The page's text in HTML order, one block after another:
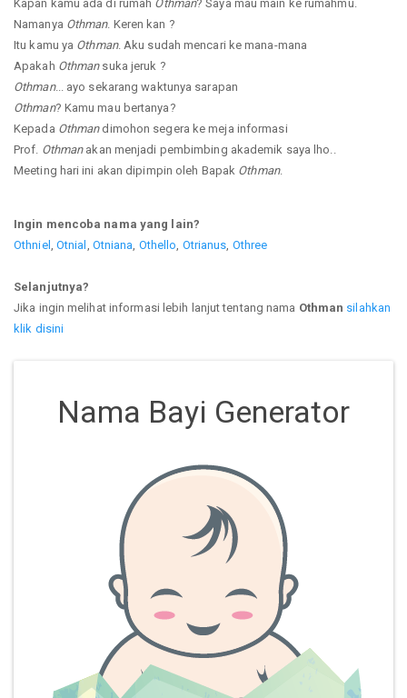
Kapan kamu ada di rumah Othman? Saya mau main ke rumahmu.
Namanya Othman. Keren kan ?
Itu kamu ya Othman. Aku sudah mencari ke mana-mana
Apakah Othmansuka jeruk ?
Othman... ayo sekarang waktunya sarapan
Othman? Kamu mau bertanya?
Kepada Othmandimohon segera ke meja informasi
Prof. Othmanakan menjadi pembimbing akademik saya lho..
Meeting hari ini akan dipimpin oleh Bapak Othman.
Ingin mencoba nama yang lain?
Othniel Otnial Otniana Othello Otrianus Othree
Selanjutnya?
Jika ingin melihat informasi lebih lanjut tentang nama Othman silahkan
klik disini
Nama Bayi Generator